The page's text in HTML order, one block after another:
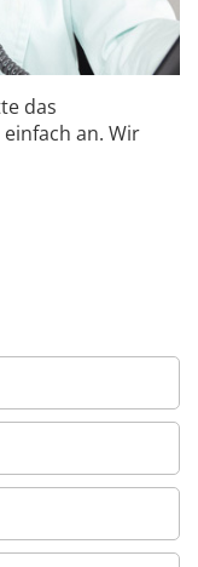
das
an. Wir